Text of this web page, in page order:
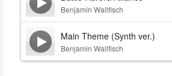
Benjamin Wallfisch
Main Theme (Synth ver.)
Benjamin Wallfisch